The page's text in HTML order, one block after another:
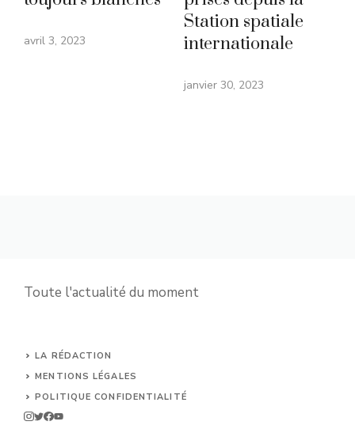
avril 3, 2023
Station spatiale
internationale
janvier 30, 2023
Toute l'actualité du moment
LA RÉDACTION
MENTIONS LÉGALES
POLITIQUE CONFIDENTIALITÉ